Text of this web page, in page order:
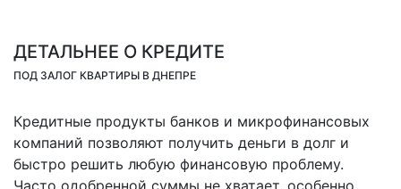
ДЕТАЛЬНЕЕ О КРЕДИТЕ
ПОД ЗАЛОГ КВАРТИРЫ В ДНЕПРЕ
Кредитные продукты банков и микрофинансовых
компаний позволяют получить деньги в долг и
быстро решить любую финансовую проблему.